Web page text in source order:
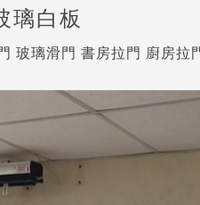
璃白板
玻璃滑門 書房拉門 廚房